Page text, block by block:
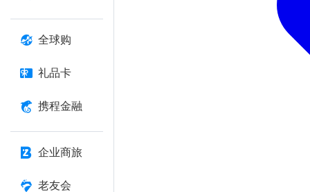
全球购
礼品卡
携程金融
企业商旅
老友会